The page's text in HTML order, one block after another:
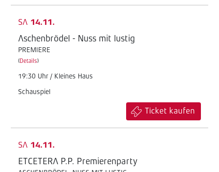
SA 14.11.
Aschenbrödel - Nuss mit lustig
PREMIERE
(Details)
19:30 Uhr / Kleines Haus
Schauspiel
Ticket kaufen
SA 14.11.
ETCETERA P.P. Premierenparty